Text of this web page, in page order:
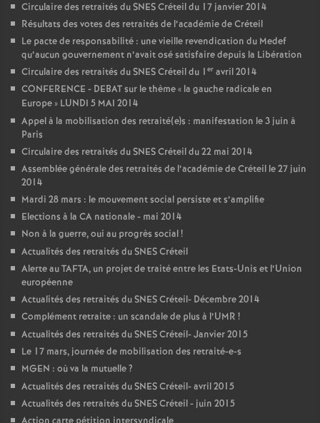
Circulaire des retraités duSNESCréteil du 17 janvier 2014
Résultats des votes des retraités de l’académie de Créteil
Le pacte de responsabilité : une vieille revendication du Medef
qu’aucun gouvernement n’avait osé satisfaire depuis la Libération
Circulaire des retraités duSNESCréteil du 1 er avril 2014
CONFERENCE - DEBATsur le thème « la gauche radicale en
Europe» LUNDI 5 MAI 2014
Appel à la mobilisation des retraité(e)s : manifestation le 3 juin à
Paris
Circulaire des retraités duSNESCréteil du 22 mai 2014
Assemblée générale des retraités de l’académie de Créteil le 27 juin
2014
Mardi 28 mars : le mouvement social persiste et s’amplifie
Elections à la CA nationale - mai 2014
Non à la guerre, oui au progrès social!
Actualités des retraités duSNESCréteil
Alerte auTAFTA, un projet de traité entre les Etats-Unis et l’Union
européenne
Actualités des retraités duSNESCréteil- Décembre 2014
Complément retraite : un scandale de plus à l’UMR !
Actualités des retraités duSNESCréteil- Janvier 2015
Le 17 mars, journée de mobilisation des retraité-e-s
MGEN : où va la mutuelle?
Actualités des retraités duSNESCréteil- avril 2015
Actualités des retraités duSNESCréteil - juin 2015